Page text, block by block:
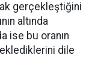
gerçekleştiğini
altında
ise bu oranın
dile